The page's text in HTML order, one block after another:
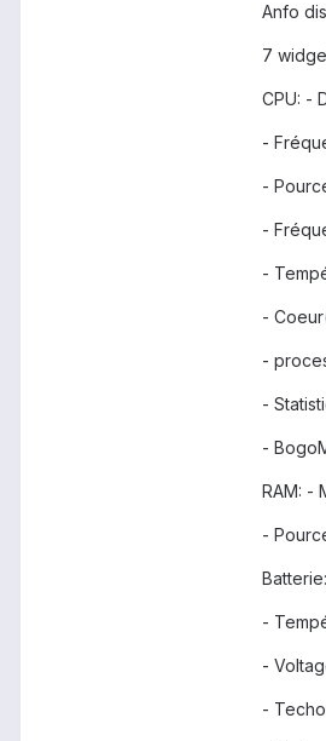
Anfo
7
CPU: -
-
-
-
-
-
-
-
-
RAM: -
-
-
-
-